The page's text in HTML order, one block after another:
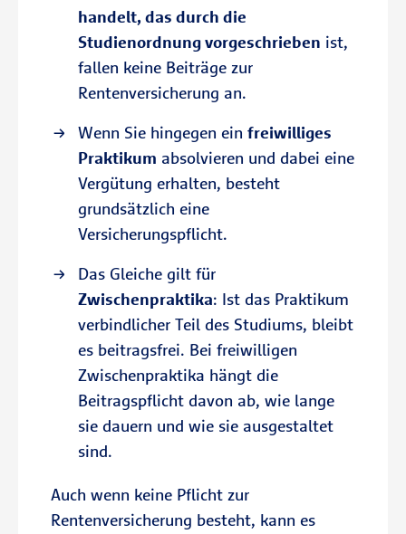
handelt, das durch die
Studienordnung vorgeschrieben ist,
fallen keine Beiträge zur
Rentenversicherung an.
Wenn Sie hingegen ein freiwilliges
Praktikum absolvieren und dabei eine
Vergütung erhalten, besteht
grundsätzlich eine
Versicherungspflicht.
Das Gleiche gilt für
Zwischenpraktika: Ist das Praktikum
verbindlicher Teil des Studiums, bleibt
es beitragsfrei. Bei freiwilligen
Zwischenpraktika hängt die
Beitragspflicht davon ab, wie lange
sie dauern und wie sie ausgestaltet
sind.
Auch wenn keine Pflicht zur
Rentenversicherung besteht, kann es